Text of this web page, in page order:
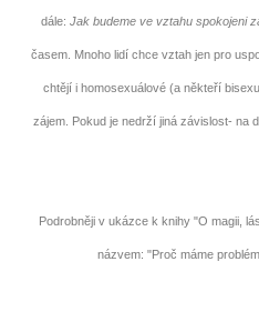
10 tipů
...
Jak mít více energie
dále: Jak budeme ve vztahu spokojeni
časem. Mnoho lidí chce vztah jen pro
chtějí i homosexuálové (a někteří
zájem. Pokud je nedrží jiná závislost- na
Podrobněji v ukázce k knihy "O magii,
názvem: "Proč máme